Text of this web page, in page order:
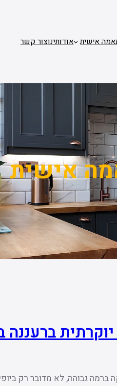
אישית אודותינוצור קשר
אישית
יוקרתית
ברמה גבוהה, לא מדובר רק